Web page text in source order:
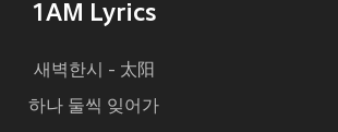
1AM Lyrics
새벽한시 - 太阳
하나 둘씩 잊어가